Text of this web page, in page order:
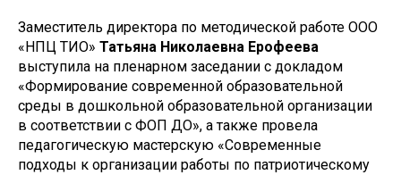
Заместитель директора по методической работе ООО
«НПЦ ТИО» Татьяна Николаевна Ерофеева
выступила на пленарном заседании с докладом
«Формирование современной образовательной
среды в дошкольной образовательной организации
в соответствии с ФОП ДО», а также провела
педагогическую мастерскую «Современные
подходы к организации работы по патриотическому